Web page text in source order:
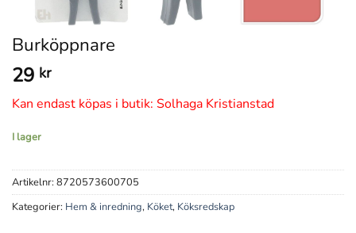
Burköppnare
29 kr
Kan endast köpas i butik: Solhaga Kristianstad
I lager
Artikelnr: 8720573600705
Kategorier: Hem & inredning, Köket, Köksredskap